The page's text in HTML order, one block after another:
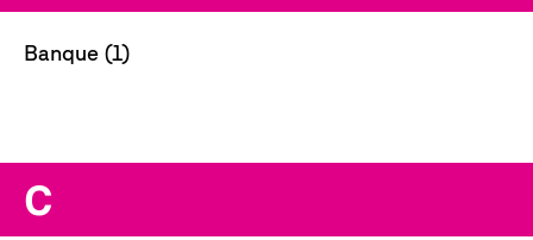
Banque (1)
C